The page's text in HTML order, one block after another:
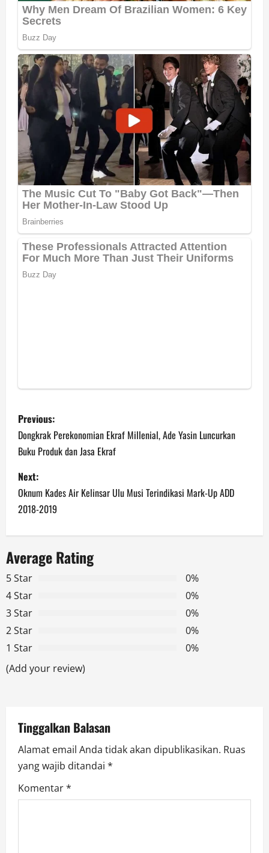
P
o
s
t
n
a
v
i
g
a
t
o
n
Previous:
Dongkrak Perekonomian Ekraf Millenial, Ade Yasin Luncurkan
Buku Produk dan Jasa Ekraf
Next:
Oknum Kades Air Kelinsar Ulu Musi Terindikasi Mark-Up ADD
2018-2019
Average Rating
5 Star
0%
4 Star
0%
3 Star
0%
2 Star
0%
1 Star
0%
(Add your review)
Tinggalkan Balasan
Alamat email Anda tidak akan dipublikasikan. Ruas
yang wajib ditandai *
Komentar*